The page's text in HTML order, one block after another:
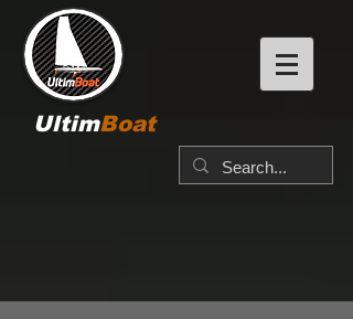
UltimBoat